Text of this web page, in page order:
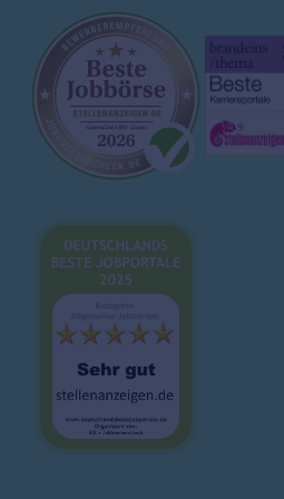
Regensburg Ø45000€/J.
Saarbrücken Ø 40000 €/J.
Schwerin Ø45000 €/J.
Stuttgart Ø45000€/J.
42000€/J.
Wiesbaden
Jobs Wiesbaden
Wuppertal
45000
Jobs Wuppertal
Unternehmen
Arbeitgeberprofile
Ausbildung
Magazin
Brutto-Netto-Rechner
Bewerbungsvorlagen
Karrieretipps